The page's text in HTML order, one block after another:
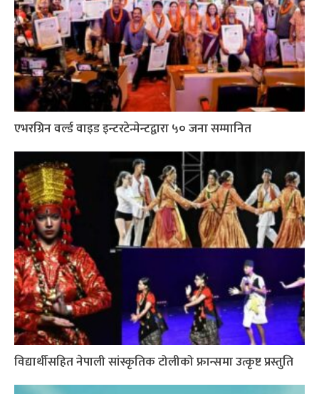
एभरग्रिन वर्ल्ड वाइड इन्टरटेन्मेन्टद्वारा ५० जना सम्मानित
विद्यार्थीसहित नेपाली सांस्कृतिक टोलीको फ्रान्समा उत्कृष्ट प्रस्तुति